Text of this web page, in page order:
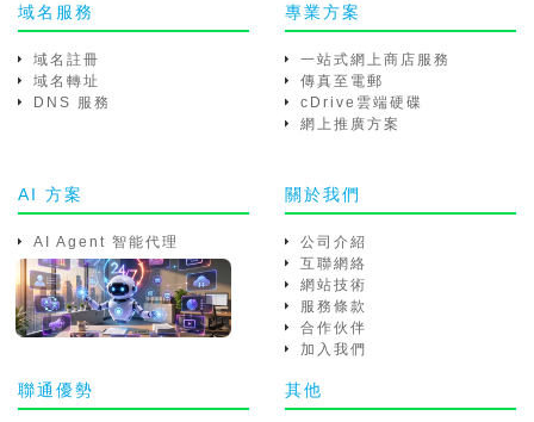
域名服務
域名註冊
域名轉址
DNS 服務
專業方案
一站式網上商店服務
傳真至電郵
cDrive雲端硬碟
網上推廣方案
AI 方案
AI Agent 智能代理
關於我們
公司介紹
互聯網絡
網站技術
服務條款
合作伙伴
加入我們
聯通優勢 其他